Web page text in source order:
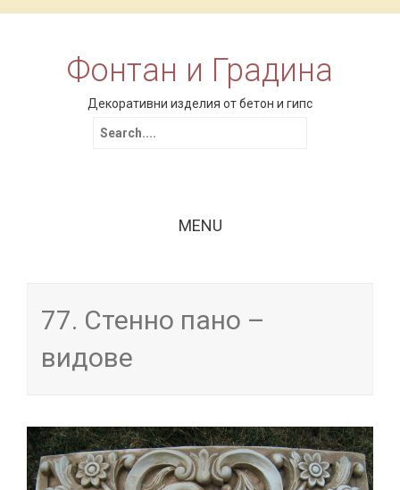
Фонтан и Градина
Декоративни изделия от бетон и гипс
Search for:
MENU
77. Стенно пано –
видове